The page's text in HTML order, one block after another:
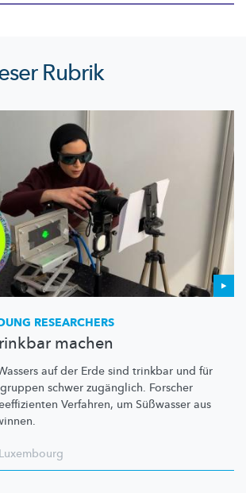
Rubrik
RESEARCHERS
machen
auf der Erde sind trinkbar und für
schwer zugänglich. Forscher
Verfahren, um Süßwasser aus